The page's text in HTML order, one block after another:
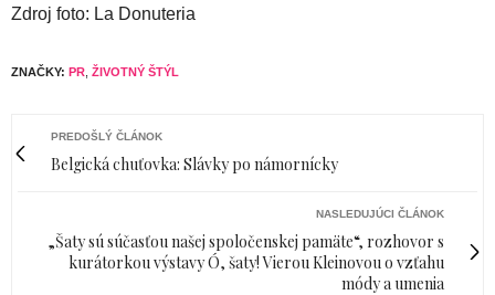
Zdroj foto: La Donuteria
ZNAČKY: PR ŽIVOTNÝ ŠTÝL
PREDOŠLÝ ČLÁNOK
Belgická chuťovka: Slávky po námornícky
NASLEDUJÚCI ČLÁNOK
„Šaty sú súčasťou našej spoločenskej pamäte“, rozhovor s
kurátorkou výstavy Ó, šaty! Vierou Kleinovou o vzťahu
módy a umenia